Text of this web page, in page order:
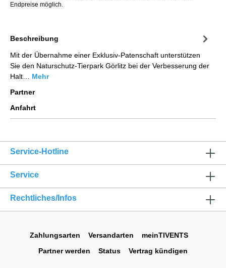
Endpreise möglich.
Beschreibung
Mit der Übernahme einer Exklusiv-Patenschaft unterstützen
Sie den Naturschutz-Tierpark Görlitz bei der Verbesserung der
Halt… Mehr
Partner
Anfahrt
Service-Hotline
Service
Rechtliches/Infos
Zahlungsarten Versandarten
meinTIVENTS
Partner werden
Status Vertrag kündigen